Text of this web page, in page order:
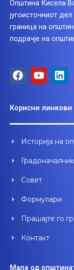
Општина Кисела
југоисточниот
граница на
подрачје на
F
a
b
o
k
Y
o
u
b
L
i
e
d
n
Корисни линкови
Историја на
Градоначалник
Совет
Формулари
Прашајте го
Контакт
Мапа од